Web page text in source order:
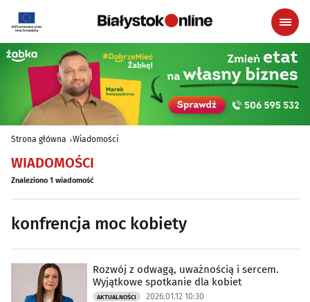
Strona główna Wiadomości
WIADOMOŚCI
Znaleziono 1 wiadomość
konfrencja moc kobiety
Rozwój z odwagą, uważnością i sercem.
Wyjątkowe spotkanie dla kobiet
AKTUALNOŚCI 2026.01.12 10:30